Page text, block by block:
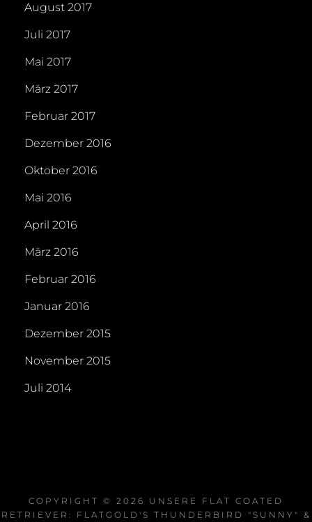
August 2017
Juli 2017
Mai 2017
März 2017
Februar 2017
Dezember 2016
Oktober 2016
Mai 2016
April 2016
März 2016
Februar 2016
Januar 2016
Dezember 2015
November 2015
Juli 2014
COPYRIGHT © 2026 UNSERE FLAT COATED
RETRIEVER: FLATGOLD'S THUNDERBIRD "SUNNY" &